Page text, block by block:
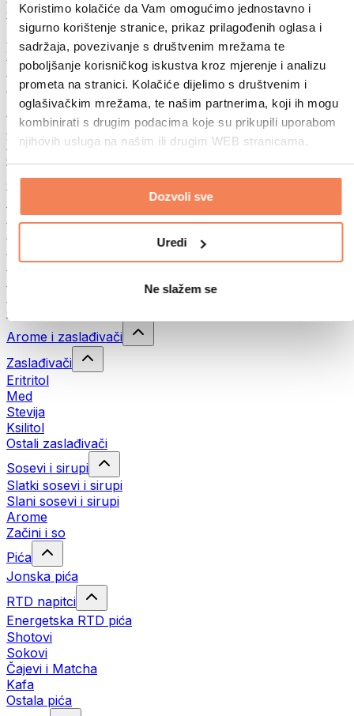
Koristimo kolačiće da Vam omogućimo jednostavno i
sigurno korištenje stranice, prikaz prilagođenih oglasa i
sadržaja, povezivanje s društvenim mrežama te
poboljšanje korisničkog iskustva kroz mjerenje i analizu
prometa na stranici. Kolačiće dijelimo s društvenim i
oglašivačkim mrežama, te našim partnerima, koji ih mogu
kombinirati s drugim podacima koje su prikupili uporabom
njihovih usluga na našim ili drugim WEB stranicama.
Dozvoli sve
Uredi
Ne slažem se
Ostala fitnes jela
Puteri od orašastih plodova
100% namazi od orašastih plodova
Slatki namazi od orašastih plodova
Proteinski namazi od orašastih plodova
Superhrana
Zelena superhrana
Vlakna
Ostala superhrana
Grickalice
Suvo meso
Proteinski čips
Ostale grickalice
Arome i zaslađivači
Zaslađivači
Eritritol
Med
Stevija
Ksilitol
Ostali zaslađivači
Sosevi i sirupi
Slatki sosevi i sirupi
Slani sosevi i sirupi
Arome
Začini i so
Pića
Jonska pića
RTD napitci
Energetska RTD pića
Shotovi
Sokovi
Čajevi i Matcha
Kafa
Ostala pića